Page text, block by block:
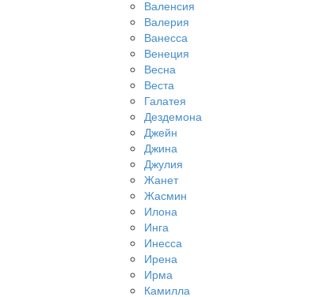
Валенсия
Валерия
Ванесса
Венеция
Весна
Веста
Галатея
Дездемона
Джейн
Джина
Джулия
Жанет
Жасмин
Илона
Инга
Инесса
Ирена
Ирма
Камилла